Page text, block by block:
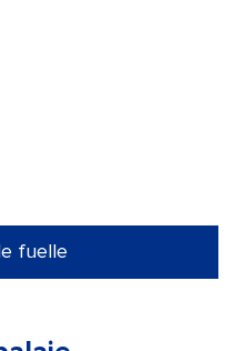
fuelle